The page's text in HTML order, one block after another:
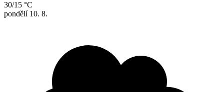
30/15 °C
pondělí 10. 8.